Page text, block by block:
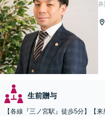
生前贈与
【各線『三ノ宮駅』徒歩5分】【